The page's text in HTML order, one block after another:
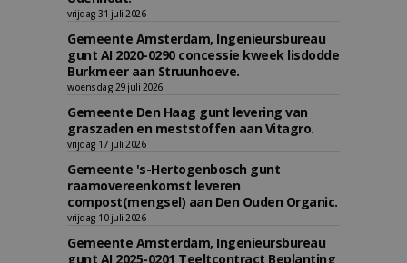
vrijdag 31 juli 2026
Gemeente Amsterdam, Ingenieursbureau
gunt AI 2020-0290 concessie kweek lisdodde
Burkmeer aan Struunhoeve.
woensdag 29 juli 2026
Gemeente Den Haag gunt levering van
graszaden en meststoffen aan Vitagro.
vrijdag 17 juli 2026
Gemeente 's-Hertogenbosch gunt
raamovereenkomst leveren
compost(mengsel) aan Den Ouden Organic.
vrijdag 10 juli 2026
Gemeente Amsterdam, Ingenieursbureau
gunt AI 2025-0201 Teeltcontract Beplanting